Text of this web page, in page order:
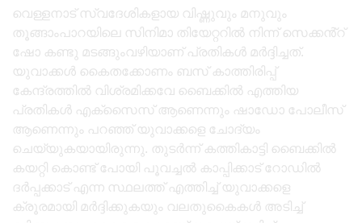
വെള്ളനാട് സ്വദേശികളായ വിഷ്ണുവും മനുവും
തൂങ്ങാംപാറയിലെ സിനിമാ തിയേറ്ററിൽ നിന്ന് സെക്കൻ്റ്
ഷോ കണ്ടു മടങ്ങുംവഴിയാണ് പ്രതികൾ മർദ്ദിച്ചത്.
യുവാക്കൾ കൈതക്കോണം ബസ് കാത്തിരിപ്പ്
കേന്ദ്രത്തിൽ വിശ്രമിക്കവേ ബൈക്കിൽ എത്തിയ
പ്രതികൾ എക്‌സൈസ് ആണെന്നും ഷാഡോ പോലീസ്
ആണെന്നും പറഞ്ഞ് യുവാക്കളെ ചോദ്യം
ചെയ്യുകയായിരുന്നു. തുടർന്ന് കത്തികാട്ടി ബൈക്കിൽ
കയറ്റി കൊണ്ട് പോയി പൂവച്ചൽ കാപ്പിക്കാട് റോഡിൽ
ദർപ്പക്കാട് എന്ന സ്ഥലത്ത് എത്തിച്ച് യുവാക്കളെ
ക്രൂരമായി മർദ്ദിക്കുകയും വലതുകൈകൾ അടിച്ച്